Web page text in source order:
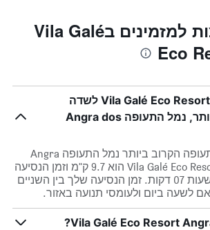
שאלות נפוצות למזמינים בVila Galé
Eco
כמה קרוב Vila Galé Eco Resort Angra לשדה
התעופה הקרוב ביותר, נמל התעופה Angra dos
המרחק בין שדה התעופה הקרוב ביותר נמל התעופה Angra
dos Reis וVila Galé Eco Resort Angra הוא 9.7 ק"מ וזמן הנסיעה
הצפוי הוא בערך 0 שעות 07 דקות. זמן הנסיעה שלך בין השניים
לשעה ביום ולעומסי תנועה באזור.